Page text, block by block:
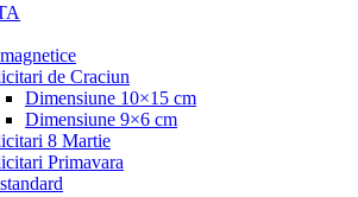
de Craciun
Dimensiune 10×15 cm
Dimensiune 9×6 cm
8 Martie
Primavara